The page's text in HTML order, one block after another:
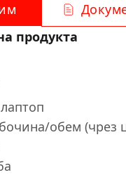
продукта
обем (чрез